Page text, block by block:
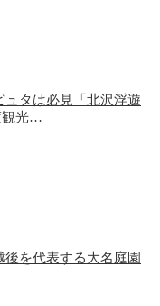
ュタは必見「北沢浮遊
観光…
を代表する大名庭園